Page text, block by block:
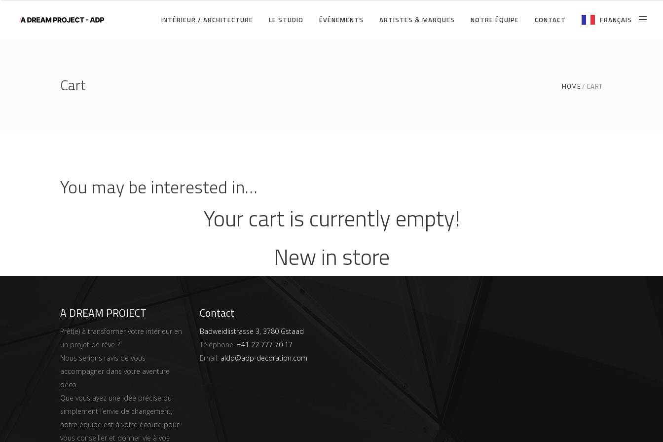
INTÉRIEUR / ARCHITECTURE LE STUDIO ÉVÉNEMENTS ARTISTES & MARQUES NOTRE ÉQUIPE CONTACT FRANÇAIS
Cart HOME CART
You may be interested in…
Your cart is currently empty!
New in store
A DREAM PROJECT
Prêt(e) à transformer votre intérieur en
un projet de rêve ?
Nous serions ravis de vous
accompagner dans votre aventure
déco.
Que vous ayez une idée précise ou
simplement l’envie de changement,
notre équipe est à votre écoute pour
vous conseiller et donner vie à vos
Contact
Badweidlistrasse 3, 3780 Gstaad
Téléphone: +41 22 777 70 17
Email: aldp@adp-decoration.com